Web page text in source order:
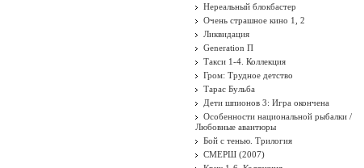
Нереальный блокбастер
Очень страшное кино 1, 2
Ликвидация
Generation П
Такси 1-4. Коллекция
Гром: Трудное детство
Тарас Бульба
Дети шпионов 3: Игра окончена
Особенности национальной рыбалки /
Любовные авантюры
Бой с тенью. Трилогия
СМЕРШ (2007)